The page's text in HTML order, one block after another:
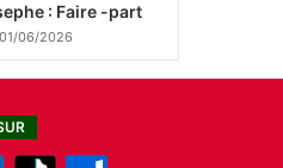
: Faire -part
01/06/2026